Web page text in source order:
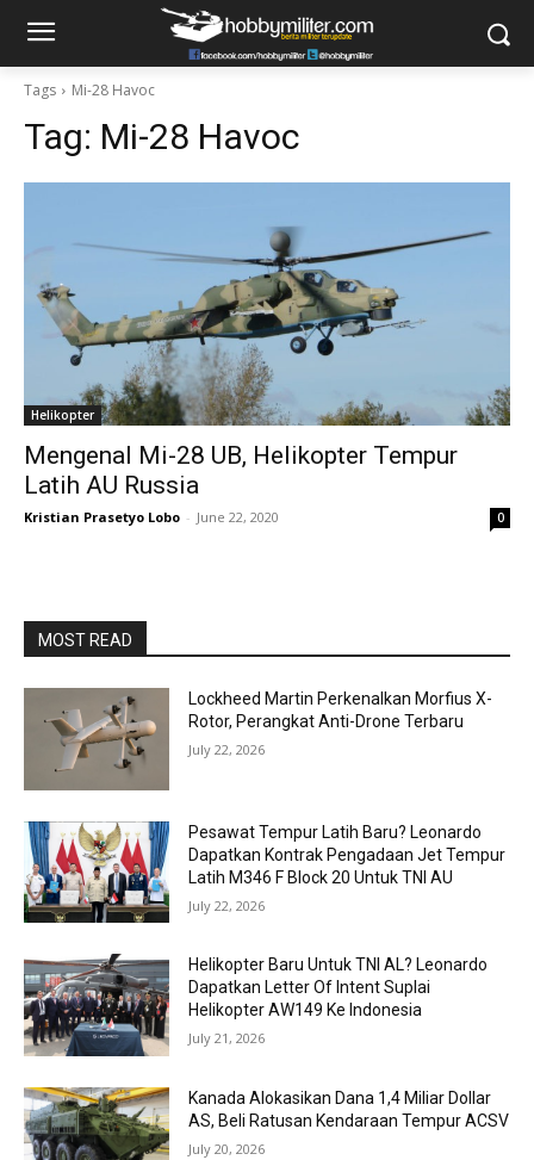
Tags Mi-28 Havoc
Tag: Mi-28 Havoc
Helikopter
Mengenal Mi-28 UB, Helikopter Tempur
Latih AU Russia
Kristian Prasetyo Lobo - June 22, 2020 0
MOST READ
Lockheed Martin Perkenalkan Morfius X-
Rotor, Perangkat Anti-Drone Terbaru
July 22, 2026
Pesawat Tempur Latih Baru? Leonardo
Dapatkan Kontrak Pengadaan Jet Tempur
Latih M346 F Block 20 Untuk TNI AU
July 22, 2026
Helikopter Baru Untuk TNI AL? Leonardo
Dapatkan Letter Of Intent Suplai
Helikopter AW149 Ke Indonesia
July 21, 2026
Kanada Alokasikan Dana 1,4 Miliar Dollar
AS, Beli Ratusan Kendaraan Tempur ACSV
July 20, 2026